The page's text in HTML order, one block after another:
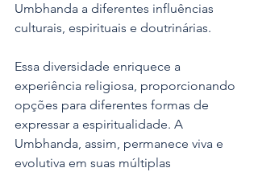
Umbhanda a diferentes influências
culturais, espirituais e doutrinárias.
Essa diversidade enriquece a
experiência religiosa, proporcionando
opções para diferentes formas de
expressar a espiritualidade. A
Umbhanda, assim, permanece viva e
evolutiva em suas múltiplas